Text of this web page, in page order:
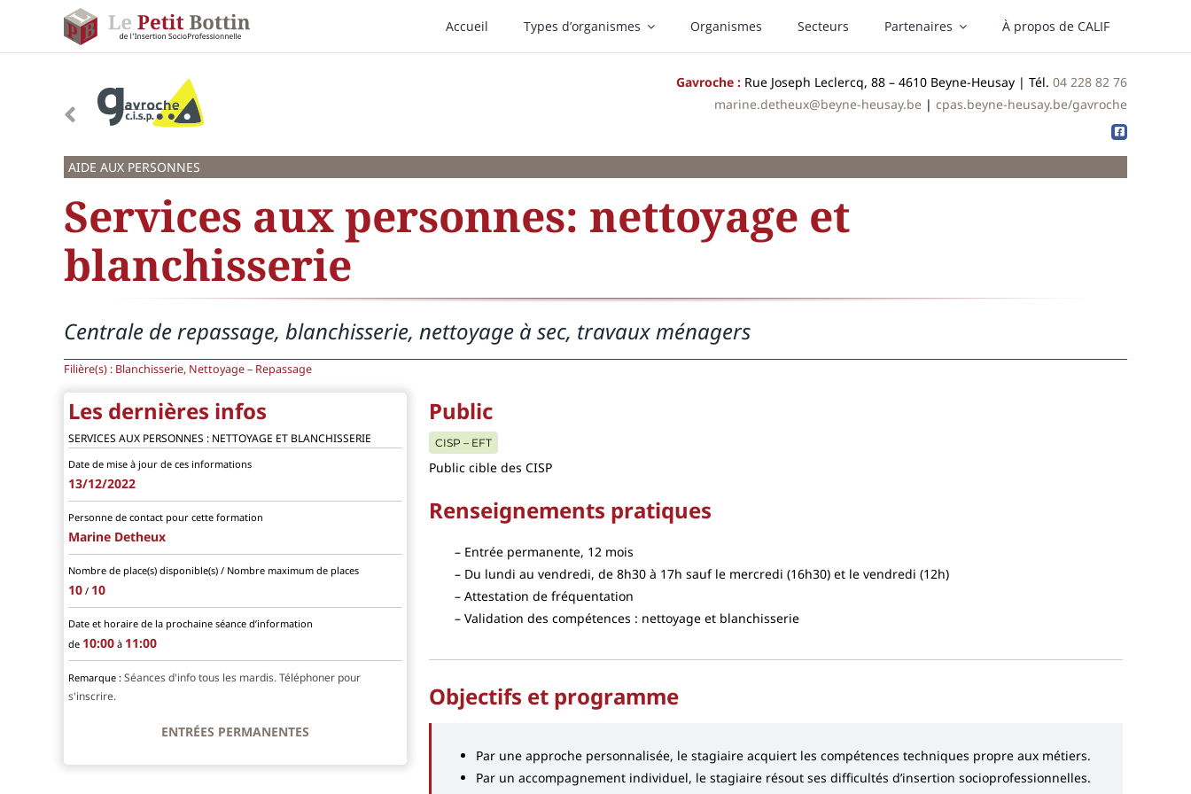
contenu
Accueil Types d’organismes Organismes Secteurs Partenaires À propos de CALIF
Gavroche : Rue Joseph Leclercq, 88 – 4610 Beyne-Heusay | Tél.04 228 82 76
marine.detheux@beyne-heusay.be |cpas.beyne-heusay.be/gavroche
AIDE AUX PERSONNES
Services aux personnes: nettoyage et
blanchisserie
Centrale de repassage, blanchisserie, nettoyage à sec, travaux ménagers
Filière(s) : Blanchisserie, Nettoyage – Repassage
Les dernières infos
SERVICES AUX PERSONNES : NETTOYAGE ET BLANCHISSERIE
Date de mise à jour de ces informations
13/12/2022
Personne de contact pour cette formation
Marine Detheux
Nombre de place(s) disponible(s) / Nombre maximum de places
10 / 10
Date et horaire de la prochaine séance d’information
de 10:00 à 11:00
Remarque : Séances d'info tous les mardis. Téléphoner pour
s'inscrire.
ENTRÉES PERMANENTES
Public
CISP – EFT
Public cible des CISP
Renseignements pratiques
Entrée permanente, 12 mois
Du lundi au vendredi, de 8h30 à 17h sauf le mercredi (16h30) et le vendredi (12h)
Attestation de fréquentation
Validation des compétences : nettoyage et blanchisserie
Objectifs et programme
Par une approche personnalisée, le stagiaire acquiert les compétences techniques propre aux métiers.
Par un accompagnement individuel, le stagiaire résout ses difficultés d’insertion socioprofessionnelles.